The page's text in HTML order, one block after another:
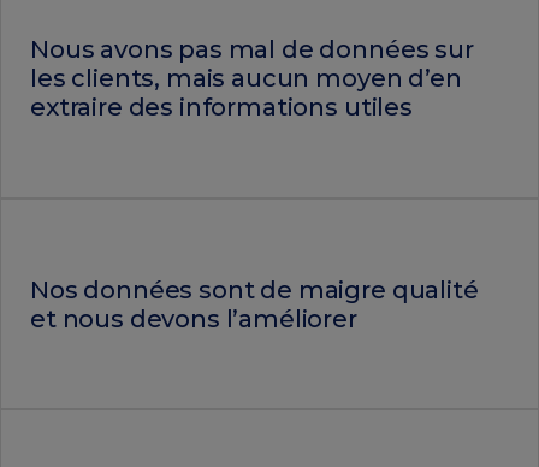
Nous avons pas mal de données sur
les clients, mais aucun moyen d’en
extraire des informations utiles
Nos données sont de maigre qualité
et nous devons l’améliorer